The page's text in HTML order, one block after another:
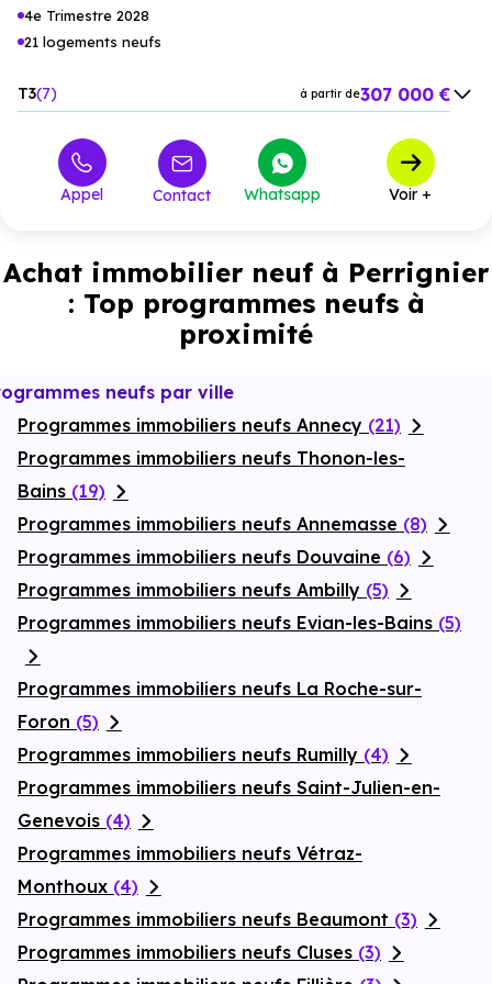
4e Trimestre 2028
21 logements neufs
T3 7 à partir de307 000 €
à partir de 449 900 €
à partir de 493 900 €
Appel Contact Whatsapp Voir +
Achat immobilier neuf à Perrignier
: Top programmes neufs à
proximité
neufs par ville
Programmes immobiliers neufs Annecy (21)
Programmes immobiliers neufs Thonon-les-
Bains (19)
Programmes immobiliers neufs Annemasse (8)
Programmes immobiliers neufs Douvaine (6)
Programmes immobiliers neufs Ambilly (5)
Programmes immobiliers neufs Evian-les-Bains (5)
Programmes immobiliers neufs La Roche-sur-
Foron (5)
Programmes immobiliers neufs Rumilly (4)
Programmes immobiliers neufs Saint-Julien-en-
Genevois (4)
Programmes immobiliers neufs Vétraz-
Monthoux (4)
Programmes immobiliers neufs Beaumont (3)
Programmes immobiliers neufs Cluses (3)